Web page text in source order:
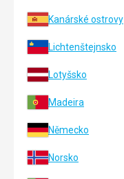
Kanárské ostrovy
Lichtenštejnsko
Lotyšsko
Madeira
Německo
Norsko